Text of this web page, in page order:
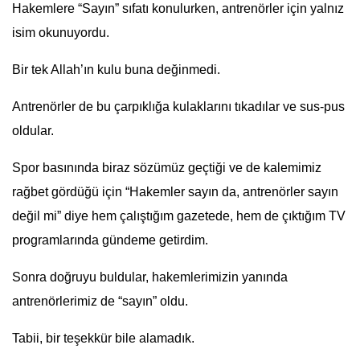
Hakemlere “Sayın” sıfatı konulurken, antrenörler için yalnız
isim okunuyordu.
Bir tek Allah’ın kulu buna değinmedi.
Antrenörler de bu çarpıklığa kulaklarını tıkadılar ve sus-pus
oldular.
Spor basınında biraz sözümüz geçtiği ve de kalemimiz
rağbet gördüğü için “Hakemler sayın da, antrenörler sayın
değil mi” diye hem çalıştığım gazetede, hem de çıktığım TV
programlarında gündeme getirdim.
Sonra doğruyu buldular, hakemlerimizin yanında
antrenörlerimiz de “sayın” oldu.
Tabii, bir teşekkür bile alamadık.